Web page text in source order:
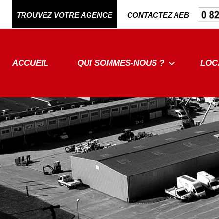
TROUVEZ VOTRE AGENCE CONTACTEZ AEB
ACCUEIL QUI SOMMES-NOUS ?